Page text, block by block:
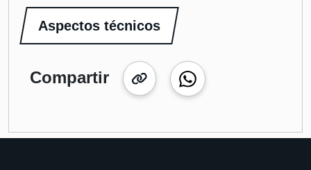
Aspectos técnicos
Compartir